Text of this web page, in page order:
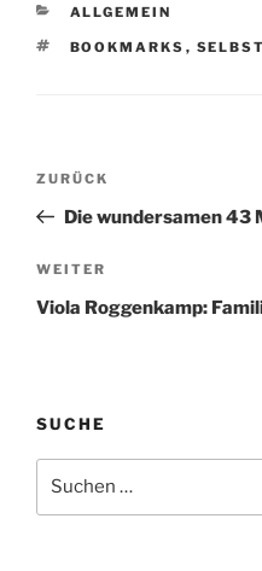
KATEGORIEN
ALLGEMEIN
SCHLAGWÖRTER
BOOKMARKS ,
Beitragsnavigation
Vorheriger
Beitrag
ZURÜCK
Die wundersamen 43
Nächster
Beitrag
WEITER
Viola Roggenkamp:
SUCHE
nach: